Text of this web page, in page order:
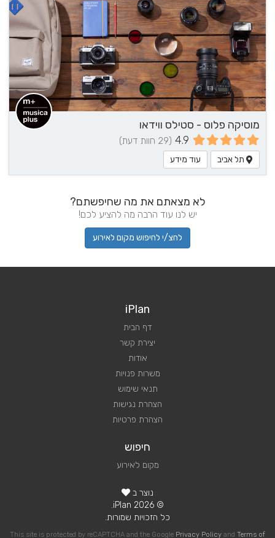
מוסיקה פלוס - סטילס ווידאו
4.9 (29 חוות דעת)
תל אביב עוד מידע
לא מצאתם את מה שחיפשתם?
יש לנו עוד הרבה מה להציע לכם!
לחצ/י לחיפוש מקום לאירוע
iPlan
דף הבית
יצירת קשר
אודות
משרות פנויות
תנאי שימוש
הצהרת נגישות
הצהרת פרטיות
חיפוש
מקום לאירוע
נוצר ב
© 2026 iPlan.
כל הזכויות שמורות.
This site is protected by reCAPTCHA and the Google Privacy Policy and Terms of